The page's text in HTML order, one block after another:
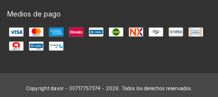
Medios de pago
Copyright davor - 30717757374 - 2026. Todos los derechos reservados.